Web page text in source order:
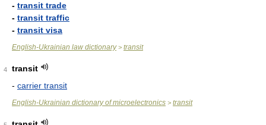
- transit trade
- transit traffic
- transit visa
English-Ukrainian law dictionary> transit
4
transit
- carrier transit
English-Ukrainian dictionary of microelectronics > transit